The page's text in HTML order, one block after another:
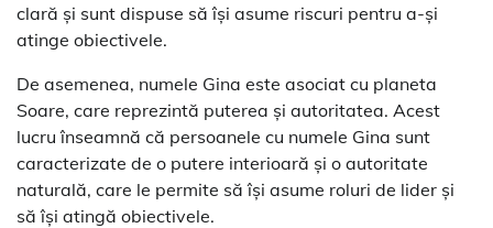
clară și sunt dispuse să își asume riscuri pentru a-și
atinge obiectivele.
De asemenea, numele Gina este asociat cu planeta
Soare, care reprezintă puterea și autoritatea. Acest
lucru înseamnă că persoanele cu numele Gina sunt
caracterizate de o putere interioară și o autoritate
naturală, care le permite să își asume roluri de lider și
să își atingă obiectivele.